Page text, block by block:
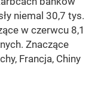
niemal 30,7 tys.
w czerwcu 8,1
Znaczące
Francja, Chiny